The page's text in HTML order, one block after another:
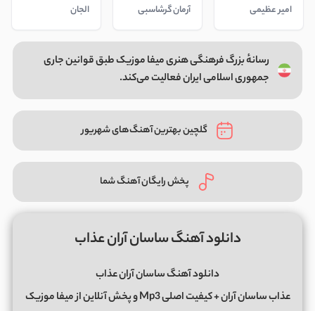
امیر عظیمی آرمان گرشاسبی الجان
رسانهٔ بزرگ فرهنگی هنری میفا موزیک طبق قوانین جاری
جمهوری اسلامی ایران فعالیت می‌کند.
گلچین بهترین آهنگ‌های شهریور
پخش رایگان آهنگ شما
دانلود آهنگ ساسان آران عذاب
دانلود آهنگ ساسان آران عذاب
عذاب ساسان آران + کیفیت اصلی Mp3 و پخش آنلاین از میفا موزیک